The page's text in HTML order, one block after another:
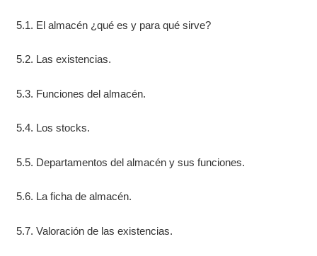
5.1. El almacén ¿qué es y para qué sirve?
5.2. Las existencias.
5.3. Funciones del almacén.
5.4. Los stocks.
5.5. Departamentos del almacén y sus funciones.
5.6. La ficha de almacén.
5.7. Valoración de las existencias.